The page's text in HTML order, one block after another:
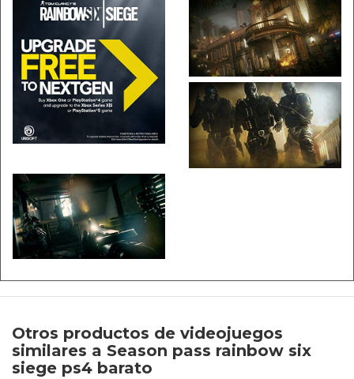
Otros productos de videojuegos
similares a Season pass rainbow six
siege ps4 barato